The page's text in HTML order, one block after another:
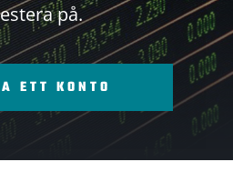
på.
ETT KONTO